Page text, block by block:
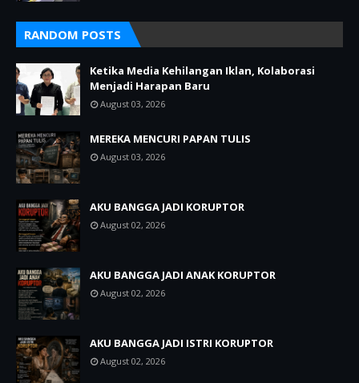
RANDOM POSTS
Ketika Media Kehilangan Iklan, Kolaborasi
Menjadi Harapan Baru
August 03, 2026
MEREKA MENCURI PAPAN TULIS
August 03, 2026
AKU BANGGA JADI KORUPTOR
August 02, 2026
AKU BANGGA JADI ANAK KORUPTOR
August 02, 2026
AKU BANGGA JADI ISTRI KORUPTOR
August 02, 2026